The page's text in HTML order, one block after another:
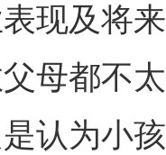
现及将来
母都不太
认为小孩